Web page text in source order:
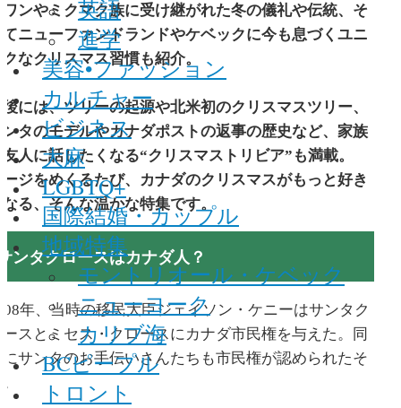
英語
進学
美容•ファッション
カルチャー
ビジネス
大麻
LGBTQ+
国際結婚・カップル
地域特集
モントリオール・ケベック
ニューヨーク
カリブ海
BCピープル
トロント
ンやミクマク族に受け継がれた冬の儀礼や伝統、そ
ニューファンドランドやケベックに今も息づくユニ
なクリスマス習慣も紹介。
には、ツリーの起源や北米初のクリスマスツリー、
タのモデルやカナダポストの返事の歴史など、家族
人に話したくなる“クリスマストリビア”も満載。
ジをめくるたび、カナダのクリスマスがもっと好き
る、そんな温かな特集です。
ンタクロースはカナダ人？
年、当時の移民大臣ジェイソン・ケニーはサンタク
スとミセス・クロースにカナダ市民権を与えた。同
サンタのお手伝いさんたちも市民権が認められたそ